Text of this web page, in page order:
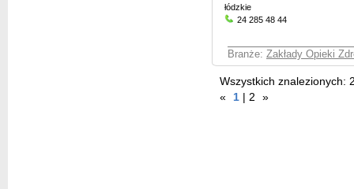
łódzkie
24 285 48 44
Branże: Zakłady Opieki
Wszystkich znalezionych:
«
1 2 »